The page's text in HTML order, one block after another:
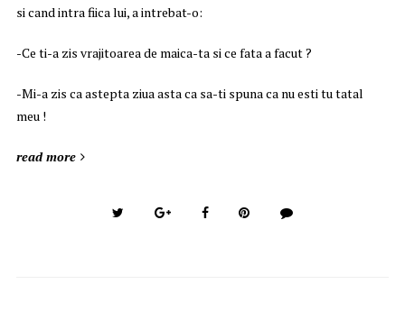
si cand intra fiica lui, a intrebat-o:
-Ce ti-a zis vrajitoarea de maica-ta si ce fata a facut ?
-Mi-a zis ca astepta ziua asta ca sa-ti spuna ca nu esti tu tatal
meu !
read more